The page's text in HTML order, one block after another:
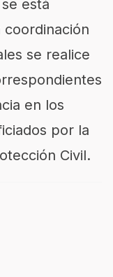
está
se realice
en los
por la
Civil.